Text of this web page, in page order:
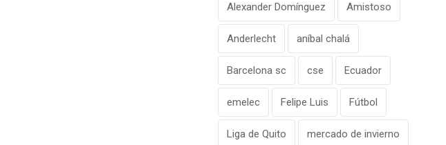
Alexander Domínguez Amistoso
Anderlecht aníbal chalá
Barcelona sc cse Ecuador
emelec Felipe Luis Fútbol
Liga de Quito mercado de invierno